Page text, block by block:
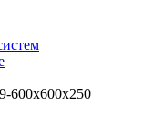
600х600х250